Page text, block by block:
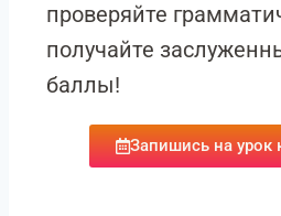
проверяйте
получайте
баллы!
Запишись на урок